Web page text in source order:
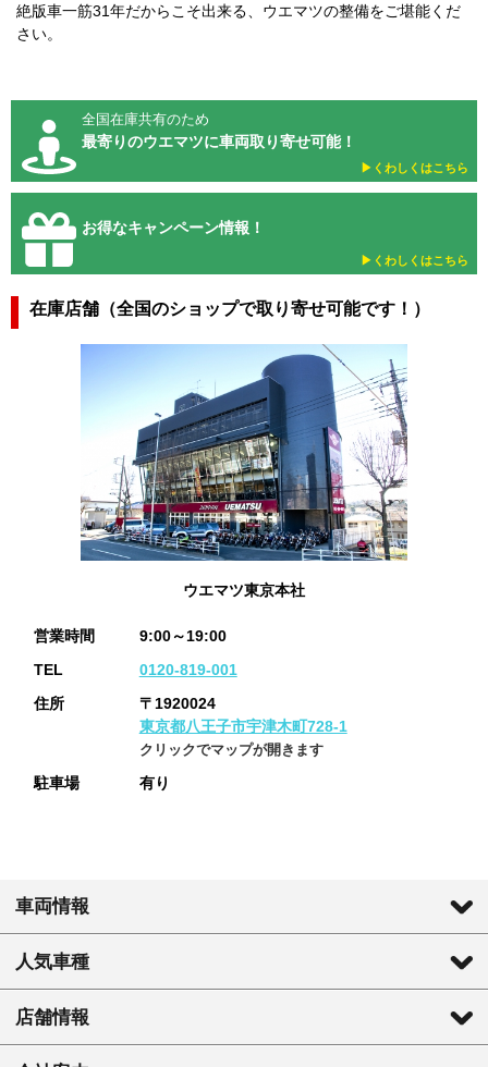
絶版車一筋31年だからこそ出来る、ウエマツの整備をご堪能くだ
さい。
全国在庫共有のため
最寄りのウエマツに車両取り寄せ可能！
▶︎くわしくはこちら
お得なキャンペーン情報！
▶︎くわしくはこちら
在庫店舗（全国のショップで取り寄せ可能です！）
ウエマツ東京本社
営業時間
9:00～19:00
TEL
0120-819-001
住所
〒1920024
東京都八王子市宇津木町728-1
クリックでマップが開きます
駐車場 有り
車両情報
人気車種
店舗情報